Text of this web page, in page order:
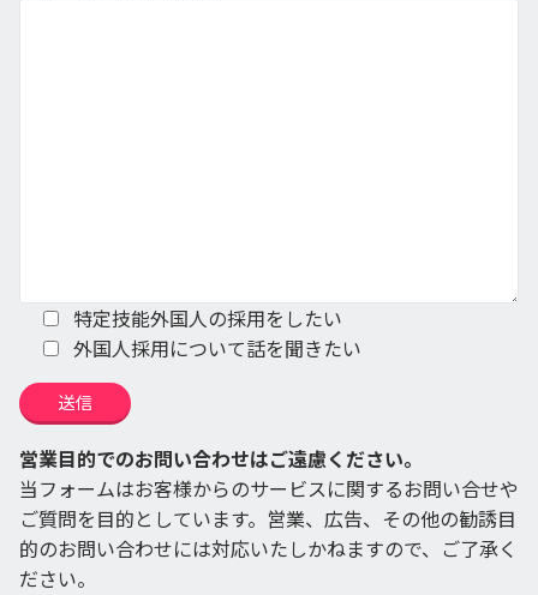
特定技能外国人の採用をしたい
外国人採用について話を聞きたい
営業目的でのお問い合わせはご遠慮ください。
当フォームはお客様からのサービスに関するお問い合せや
ご質問を目的としています。営業、広告、その他の勧誘目
的のお問い合わせには対応いたしかねますので、ご了承く
ださい。